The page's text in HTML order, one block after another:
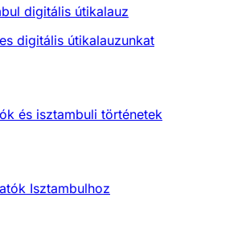
digitális útikalauz
digitális útikalauzunkat
és isztambuli történetek
Isztambulhoz